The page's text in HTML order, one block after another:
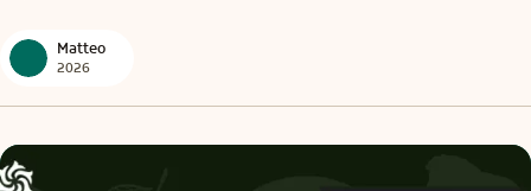
Matteo
2026